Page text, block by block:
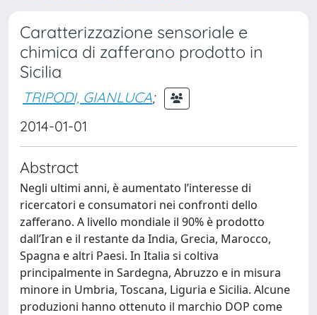
Caratterizzazione sensoriale e
chimica di zafferano prodotto in
Sicilia
TRIPODI, GIANLUCA;
2014-01-01
Abstract
Negli ultimi anni, è aumentato l’interesse di
ricercatori e consumatori nei confronti dello
zafferano. A livello mondiale il 90% è prodotto
dall’Iran e il restante da India, Grecia, Marocco,
Spagna e altri Paesi. In Italia si coltiva
principalmente in Sardegna, Abruzzo e in misura
minore in Umbria, Toscana, Liguria e Sicilia. Alcune
produzioni hanno ottenuto il marchio DOP come